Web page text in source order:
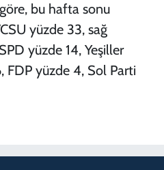
bu hafta sonu
yüzde 33, sağ
yüzde 14, Yeşiller
FDP yüzde 4, Sol Parti